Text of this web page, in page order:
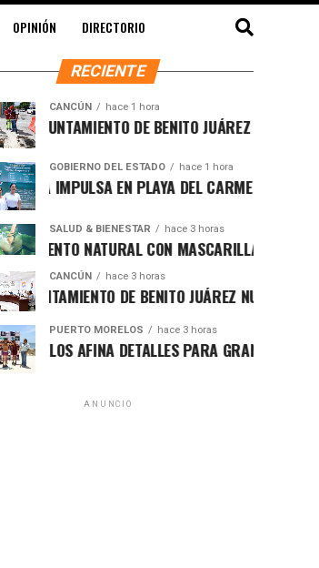
OPINIÓN DIRECTORIO
RECIENTE
CANCÚN hace 1 hora
AYUNTAMIENTO DE BENITO JUÁREZ ACCIONES
GOBIERNO DEL ESTADO hace 1 hora
IMPULSA EN PLAYA DEL CARMEN EL PRIMER
SALUD & BIENESTAR hace 3 horas
NATURAL CON MASCARILLA DE SÁBILA
CANCÚN hace 3 horas
DE BENITO JUÁREZ NUEVA
PUERTO MORELOS hace 3 horas
AFINA DETALLES PARA GRAN FUNCIÓN DE
ANUNCIO